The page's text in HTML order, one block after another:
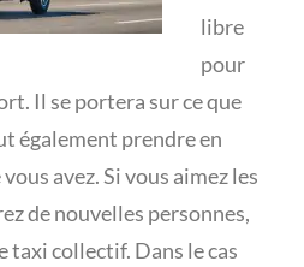
libre
pour
Il se portera sur ce que
également prendre en
avez. Si vous aimez les
de nouvelles personnes,
taxi collectif. Dans le cas